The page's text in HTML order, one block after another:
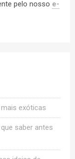
pelo nosso e-
exóticas
saber antes